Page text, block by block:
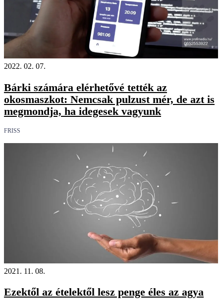
2022. 02. 07.
Bárki számára elérhetővé tették az
okosmaszkot: Nemcsak pulzust mér, de azt is
megmondja, ha idegesek vagyunk
FRISS
2021. 11. 08.
Ezektől az ételektől lesz penge éles az agya